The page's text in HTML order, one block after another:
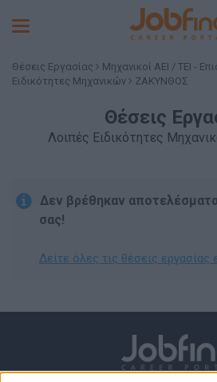
Toggle
Θέσεις Εργασίας Μηχανικοί ΑΕΙ / ΤΕΙ -
Ειδικότητες Μηχανικών
ΖΑΚΥΝΘΟΣ
Θέσεις
Λοιπές Ειδικότητες
Δεν βρέθηκαν
σας!
Δείτε όλες τις θέσεις εργασίας